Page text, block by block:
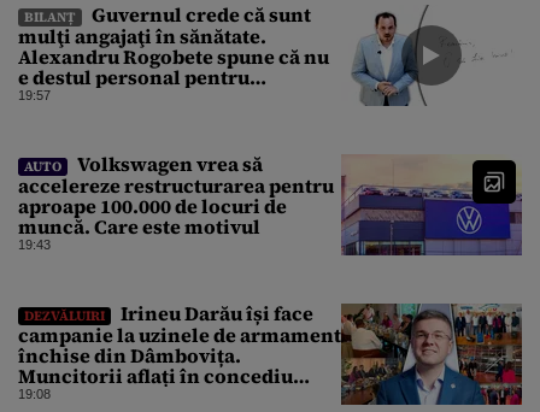
BILANȚ
Guvernul crede că sunt
mulţi angajaţi în sănătate.
Alexandru Rogobete spune că nu
e destul personal pentru
combaterea infecţiilor
19:57
AUTO
Volkswagen vrea să
accelereze restructurarea pentru
aproape 100.000 de locuri de
muncă. Care este motivul
19:43
DEZVĂLUIRI
Irineu Darău își face
campanie la uzinele de armament
închise din Dâmbovița.
Muncitorii aflați în concediu
forțat din cauza lipsei comenzilor
19:08